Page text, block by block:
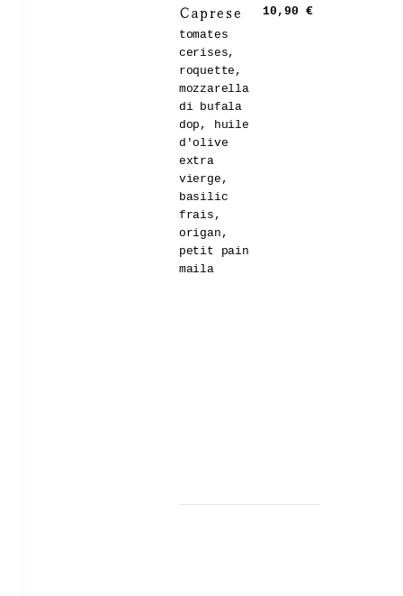
Caprese
tomates
cerises,
roquette,
mozzarella
di bufala
dop, huile
d'olive
extra
vierge,
basilic
frais,
origan,
petit pain
maila
10,90 €